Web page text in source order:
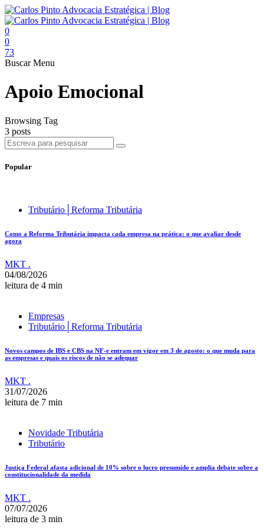
0
0
73
Buscar Menu
Apoio Emocional
Browsing Tag
3 posts
Popular
Tributário│Reforma Tributária
Como a Reforma Tributária impacta cada empresa na prática: o que avaliar desde
agora
MKT .
04/08/2026
leitura de 4 min
Empresas
Tributário│Reforma Tributária
Novos campos de IBS e CBS na NF-e entram em vigor em 3 de agosto: o que muda para
as empresas e quais os riscos de não se adequar
MKT .
31/07/2026
leitura de 7 min
Novidade Tributária
Tributário
Justiça Federal afasta adicional de 10% sobre o lucro presumido e amplia debate sobre a
constitucionalidade da medida
MKT .
07/07/2026
leitura de 3 min